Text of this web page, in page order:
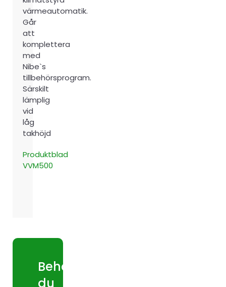
värmeautomatik.
Går
att
komplettera
med
Nibe`s
tillbehörsprogram.
Särskilt
lämplig
vid
låg
takhöjd
Produktblad
VVM500
Behöver
du